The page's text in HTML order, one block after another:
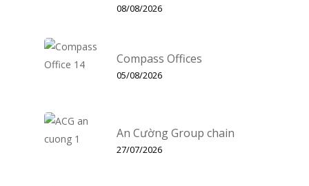
08/08/2026
Compass Offices
05/08/2026
An Cường Group chain
27/07/2026